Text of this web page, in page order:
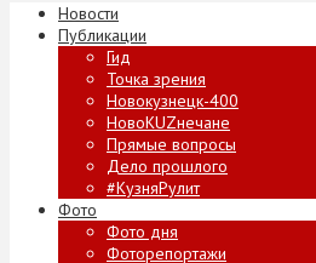
Новости
Публикации
Гид
Точка зрения
Новокузнецк-400
НовоKUZнечане
Прямые вопросы
Дело прошлого
#КузняРулит
Фото
Фото дня
Фоторепортажи